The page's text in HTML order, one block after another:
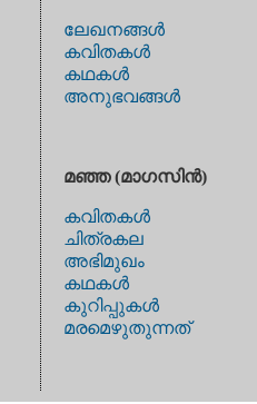
ലേഖനങ്ങള്‍
കവിതകള്‍
കഥകള്‍
അനുഭവങ്ങള്‍
മഞ്ഞ (മാഗസിന്‍)
കവിതകള്‍
ചിത്രകല
അഭിമുഖം
കഥകള്‍
കുറിപ്പുകള്‍
മരമെഴുതുന്നത്